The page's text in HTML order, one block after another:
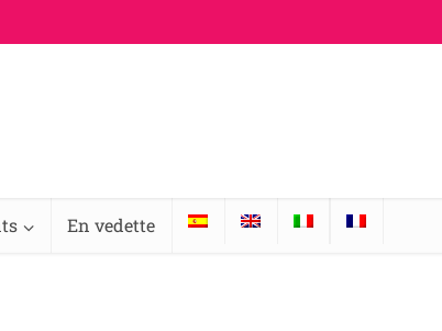
En vedette